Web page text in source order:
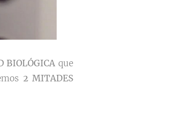
BIOLÓGICA que
2 MITADES